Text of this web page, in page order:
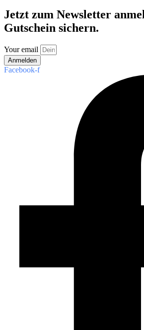
Jetzt zum Newsletter
Gutschein sichern.
Your email
Anmelden
Facebook-f